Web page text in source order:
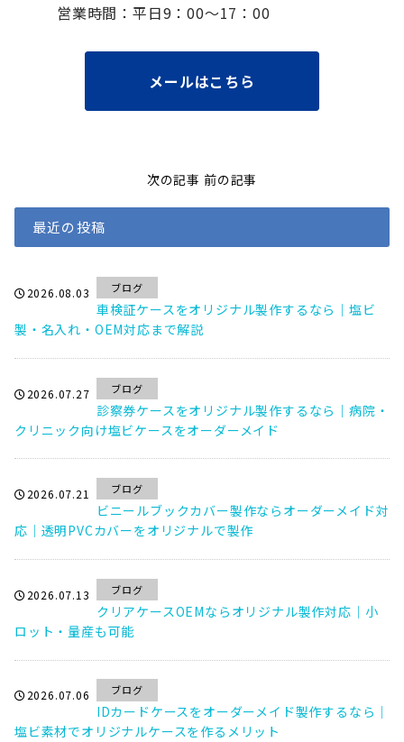
営業時間：平⽇9：00〜17：00
メールはこちら
次の記事 前の記事
最近の投稿
2026.08.03 ブログ
車検証ケースをオリジナル製作するなら｜塩ビ
製・名入れ・OEM対応まで解説
2026.07.27 ブログ
診察券ケースをオリジナル製作するなら｜病院・
クリニック向け塩ビケースをオーダーメイド
2026.07.21 ブログ
ビニールブックカバー製作ならオーダーメイド対
応｜透明PVCカバーをオリジナルで製作
2026.07.13 ブログ
クリアケースOEMならオリジナル製作対応｜小
ロット・量産も可能
2026.07.06 ブログ
IDカードケースをオーダーメイド製作するなら｜
塩ビ素材でオリジナルケースを作るメリット